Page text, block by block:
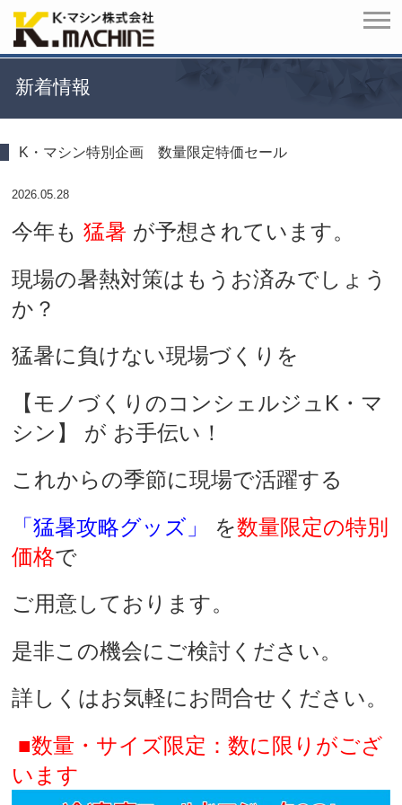
新着情報
K・マシン特別企画 数量限定特価セール
2026.05.28
今年も 猛暑 が予想されています。
現場の暑熱対策はもうお済みでしょう
か？
猛暑に負けない現場づくりを
【モノづくりのコンシェルジュK・マ
シン】
が お手伝い！
これからの季節に現場で活躍する
「猛暑攻略グッズ」
を数量限定の特別
価格で
ご用意しております。
是非この機会にご検討ください。
詳しくはお気軽にお問合せください。
■数量・サイズ限定：数に限りがござ
います